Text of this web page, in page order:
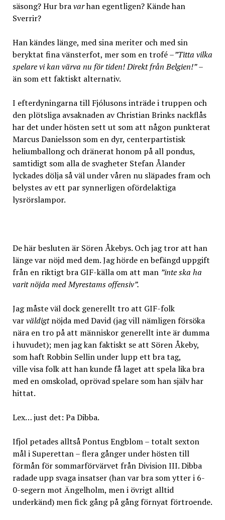
säsong? Hur bravarhan egentligen? Kände han
Sverrir?
Han kändes länge, med sina meriter och med sin
beryktat fina vänsterfot, mer som en trofé –”Titta vilka
spelare vi kan värva nu för tiden! Direkt från Belgien!”–
än som ett faktiskt alternativ.
I efterdyningarna till Fjólusons inträde i truppen och
den plötsliga avsaknaden av Christian Brinks nackflås
har det under hösten sett ut som att någon punkterat
Marcus Danielsson som en dyr, centerpartistisk
heliumballong och dränerat honom på all pondus,
samtidigt som alla de svagheter Stefan Ålander
lyckades dölja så väl under våren nu släpades fram och
belystes av ett par synnerligen ofördelaktiga
lysrörslampor.
De här besluten är Sören Åkebys. Och jag tror att han
länge var nöjd med dem. Jag hörde en befängd uppgift
från en riktigt bra GIF-källa om att man ”inte ska ha
varit nöjda med Myrestams offensiv”.
Jag måste väl dock generellt tro att GIF-folk
varväldigtnöjda med David (jag vill nämligen försöka
nära en tro på att människor generellt inte är dumma
i huvudet); men jag kan faktiskt se att Sören Åkeby,
som haft Robbin Sellin under lupp ett bra tag,
ville visa folk att han kunde få laget att spela lika bra
med en omskolad, oprövad spelare som han själv har
hittat.
Lex… just det: Pa Dibba.
Ifjol petades alltså Pontus Engblom – totalt sexton
mål i Superettan – flera gånger under hösten till
förmån för sommarförvärvet från Division III. Dibba
radade upp svaga insatser (han var bra som ytter i 6-
0-segern mot Ängelholm, men i övrigt alltid
underkänd) men fick gång på gång förnyat förtroende.